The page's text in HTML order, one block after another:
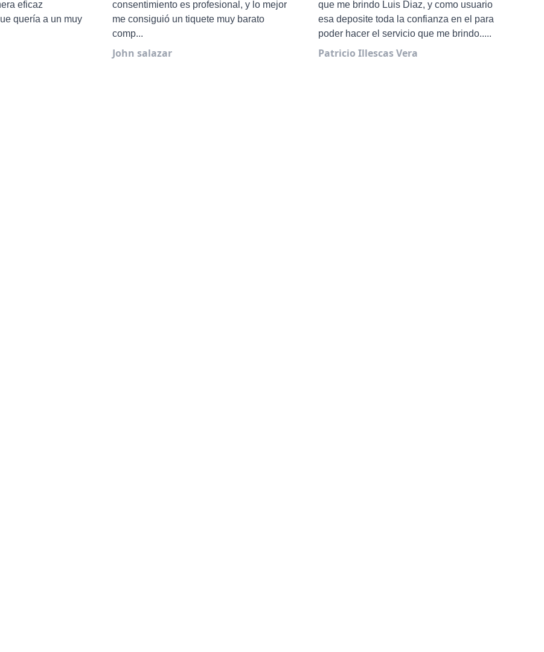
eficaz
quería a un muy
consentimiento es profesional, y lo mejor
me consiguió un tiquete muy barato
comp...
John salazar
que me brindo Luis Diaz, y como usuario
esa deposite toda la confianza en el para
poder hacer el servicio que me brindo.....
Patricio Illescas Vera